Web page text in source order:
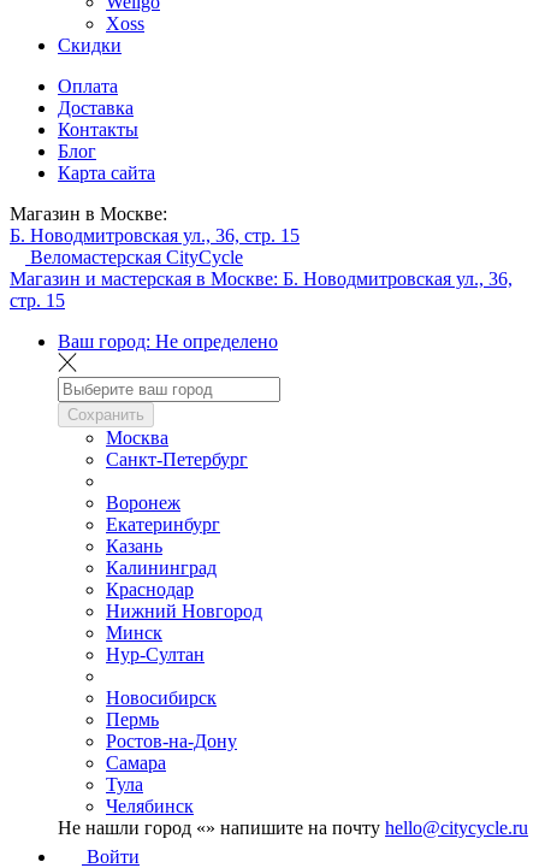
Xoss
Скидки
Оплата
Доставка
Контакты
Блог
Карта сайта
Магазин в Москве:
Б. Новодмитровская ул., 36, стр. 15
Веломастерская CityCycle
Магазин и мастерская в Москве: Б. Новодмитровская ул., 36,
стр. 15
Ваш город: Не определено
Сохранить
Москва
Санкт-Петербург
Воронеж
Екатеринбург
Казань
Калининград
Краснодар
Нижний Новгород
Минск
Нур-Султан
Новосибирск
Пермь
Ростов-на-Дону
Самара
Тула
Челябинск
Не нашли город «» напишите на почту hello@citycycle.ru
Войти